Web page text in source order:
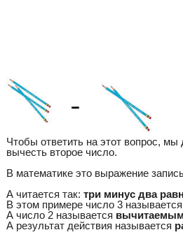
Чтобы ответить на этот вопрос,
вычесть второе число.
В математике это выражение
А читается так: три минус два
В этом примере число 3 называется
А число 2 называется вычитаемым
А результат действия называется